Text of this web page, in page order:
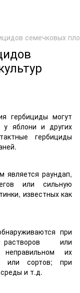
семечковых
гербициды могут
у яблони и других
гербициды
является раундап,
или сильную
известных как
при
растворов или
их
или сортов; при
и т.д.